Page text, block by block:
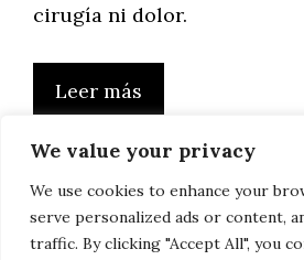
We value your privacy
We use cookies to enhance your
serve personalized ads or content,
traffic. By clicking "Accept All", you
cirugía ni dolor.
Leer más
←Anterior Página
1 … Página
3 4